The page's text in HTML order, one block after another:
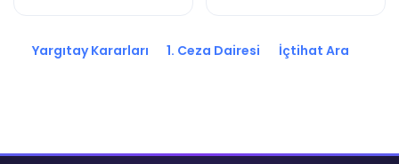
Yargıtay Kararları 1. Ceza Dairesi İçtihat Ara